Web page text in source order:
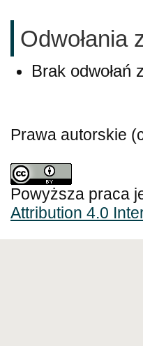
Odwołania
Brak odwołań
Prawa autorskie
Powyższa praca
Attribution 4.0